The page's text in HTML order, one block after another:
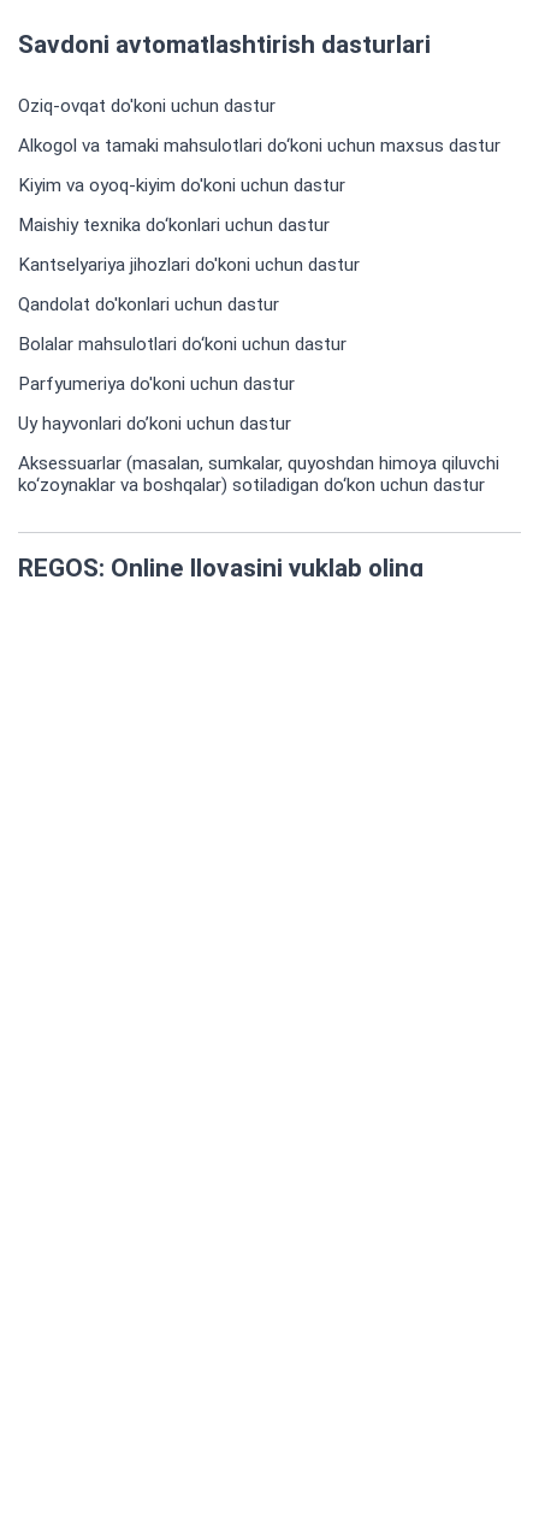
Savdoni avtomatlashtirish dasturlari
Oziq-ovqat do'koni uchun dastur
Alkogol va tamaki mahsulotlari do‘koni uchun maxsus dastur
Kiyim va oyoq-kiyim do'koni uchun dastur
Maishiy texnika do‘konlari uchun dastur
Kantselyariya jihozlari do'koni uchun dastur
Qandolat do'konlari uchun dastur
Bolalar mahsulotlari do‘koni uchun dastur
Parfyumeriya do'koni uchun dastur
Uy hayvonlari do’koni uchun dastur
Aksessuarlar (masalan, sumkalar, quyoshdan himoya qiluvchi
ko‘zoynaklar va boshqalar) sotiladigan do‘kon uchun dastur
REGOS: Online Ilovasini yuklab oling